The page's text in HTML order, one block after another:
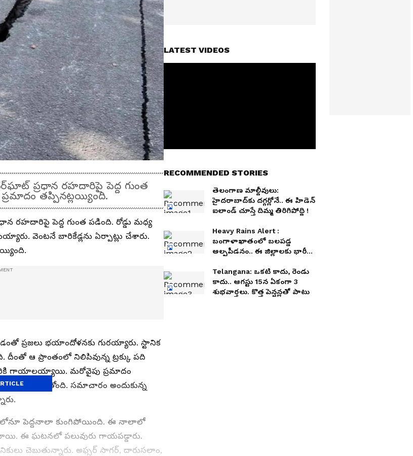
ప్రధాన రహదారిపై పెద్ద గుంత
తప్పినట్లయ్యింది.
పెద్ద గుంత పడింది. రోడ్డు మధ్య
వెంటనే బారికేడ్లను ఏర్పాట్లు చేశారు.
ప్రజలు భయాందోళనకు గురయ్యారు. స్టానిక
దీంతో ఆ ప్రాంతంలో నిలిపివున్న ట్రక్కు పది
గాయాలయ్యాయి. మరోవైపు ప్రమాదం
కలుగుతోంది. సమాచారం అందుకున్న
పెద్దనాలా కుంగిపోయింది. ఈ నాలాలో
ఈ ఘటనలో పలువురు గాయపడ్డారు.
చెబుతున్నారు. అఫ్సర్ సాగర్, దారుసలాం,
LATEST VIDEOS
RECOMMENDED STORIES
తెలంగాణ మాల్దీవులు:
హైదరాబాద్‌కు దగ్గర్లోనే.. ఈ హిడెన్
ఐలాండ్ చూస్తే దిమ్మ తిరిగిపోద్ది !
Heavy Rains Alert :
బంగాళాఖాతంలో బలపడ్డ
అల్పపీడనం.. ఈ జిల్లాలకు భారీ
Telangana: ఒక‌టి కాదు, రెండు
కాదు.. ఆగ‌స్టు 15న ఏకంగా 3
శుభ‌వార్త‌లు. కొత్త పెన్ష‌న్ల‌తో పాటు